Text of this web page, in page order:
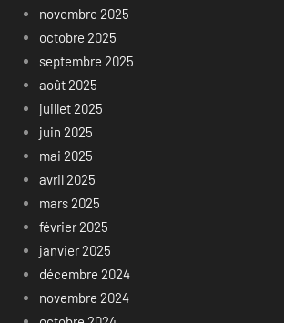
novembre 2025
octobre 2025
septembre 2025
août 2025
juillet 2025
juin 2025
mai 2025
avril 2025
mars 2025
février 2025
janvier 2025
décembre 2024
novembre 2024